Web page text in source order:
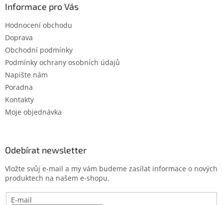
Informace pro Vás
Hodnocení obchodu
Doprava
Obchodní podmínky
Podmínky ochrany osobních údajů
Napište nám
Poradna
Kontakty
Moje objednávka
Odebírat newsletter
Vložte svůj e-mail a my vám budeme zasílat informace o nových
produktech na našem e-shopu.
E-mail